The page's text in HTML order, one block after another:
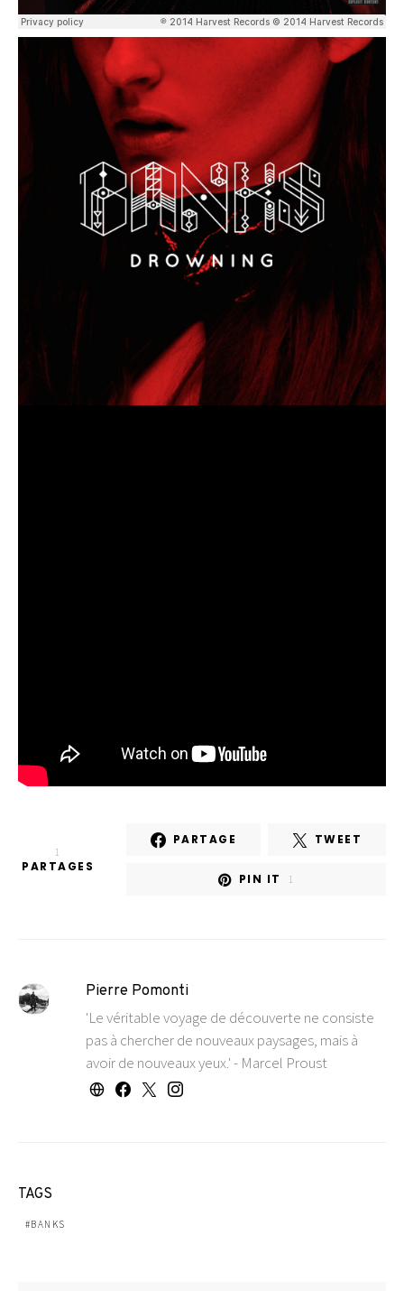
1
PARTAGES
PARTAGE TWEET
PIN IT 1
Pierre Pomonti
'Le véritable voyage de découverte ne consiste
pas à chercher de nouveaux paysages, mais à
avoir de nouveaux yeux.' - Marcel Proust
TAGS
BANKS